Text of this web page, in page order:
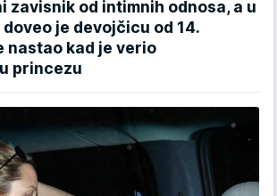
zavisnik od intimnih odnosa, a u
je devojčicu od 14.
nastao kad je verio
princezu